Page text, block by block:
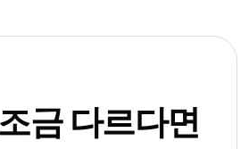
금 다르다면